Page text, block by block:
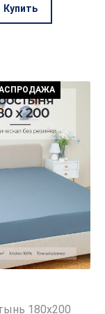
составляла
4070₽.
Купить
180х200